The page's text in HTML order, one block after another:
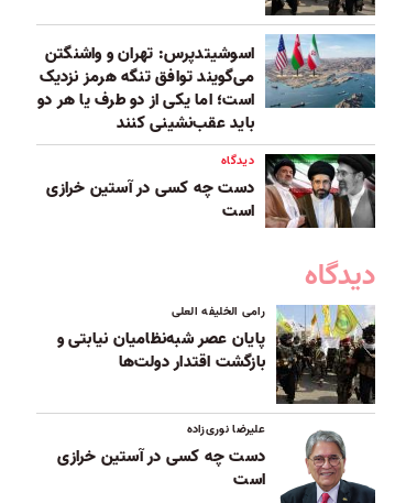
اسوشیتدپرس: تهران و واشنگتن
می‌گویند توافق تنگه هرمز نزدیک
است؛ اما یکی از دو طرف یا هر دو
باید عقب‌نشینی کنند
دیدگاه
دست چه کسی در آستین خرازی
است
دیدگاه
رامی الخلیفه العلی
پایان عصر شبه‌نظامیان نیابتی و
بازگشت اقتدار دولت‌ها
علیرضا نوری‌زاده
دست چه کسی در آستین خرازی
است